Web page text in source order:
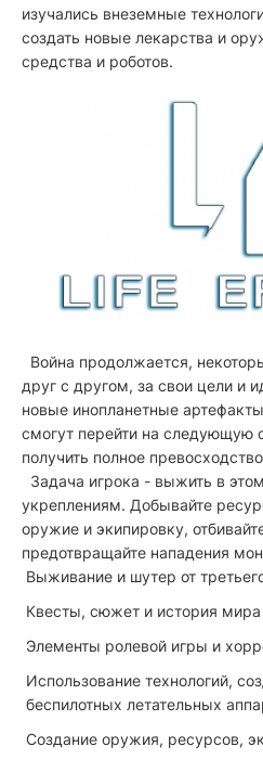
изучались внеземные
создать новые лекарства и
средства и роботов.
Война продолжается,
друг с другом, за свои цели и
новые инопланетные
смогут перейти на следующую
получить полное
Задача игрока - выжить в
укреплениям. Добывайте
оружие и экипировку,
предотвращайте нападения
Выживание и шутер от
Квесты, сюжет и история мира
Элементы ролевой игры и
Использование технологий,
беспилотных летательных
Создание оружия, ресурсов,